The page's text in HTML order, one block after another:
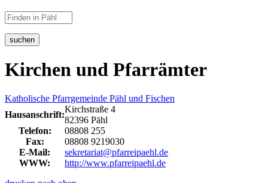
suchen
Kirchen und Pfarrämter
Katholische Pfarrgemeinde Pähl und Fischen
Hausanschrift:
Kirchstraße 4
82396 Pähl
Telefon:
08808 255
Fax:
08808 9219030
E-Mail:
sekretariat@pfarreipaehl.de
WWW:
http://www.pfarreipaehl.de